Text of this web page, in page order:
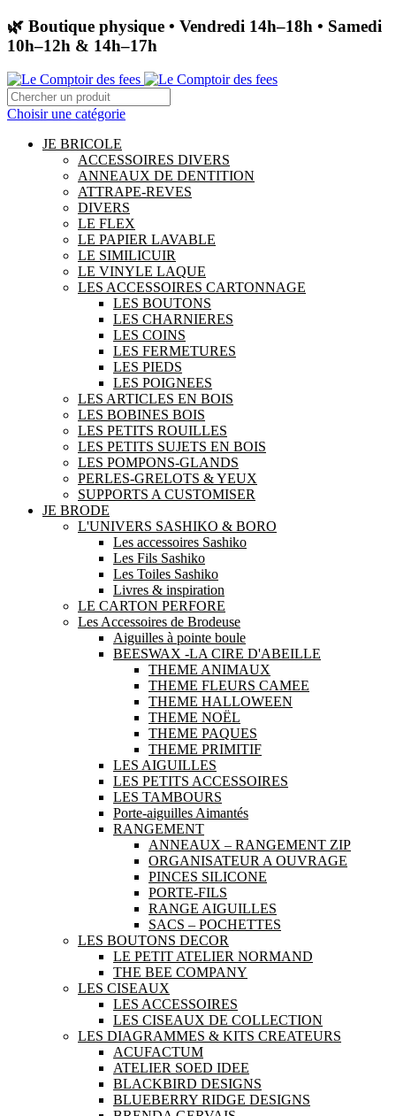
🌿 Boutique physique • Vendredi 14h–18h • Samedi
10h–12h & 14h–17h
Choisir une catégorie
JE BRICOLE
ACCESSOIRES DIVERS
ANNEAUX DE DENTITION
ATTRAPE-REVES
DIVERS
LE FLEX
LE PAPIER LAVABLE
LE SIMILICUIR
LE VINYLE LAQUE
LES ACCESSOIRES CARTONNAGE
LES BOUTONS
LES CHARNIERES
LES COINS
LES FERMETURES
LES PIEDS
LES POIGNEES
LES ARTICLES EN BOIS
LES BOBINES BOIS
LES PETITS ROUILLES
LES PETITS SUJETS EN BOIS
LES POMPONS-GLANDS
PERLES-GRELOTS & YEUX
SUPPORTS A CUSTOMISER
JE BRODE
L'UNIVERS SASHIKO & BORO
Les accessoires Sashiko
Les Fils Sashiko
Les Toiles Sashiko
Livres & inspiration
LE CARTON PERFORE
Les Accessoires de Brodeuse
Aiguilles à pointe boule
BEESWAX -LA CIRE D'ABEILLE
THEME ANIMAUX
THEME FLEURS CAMEE
THEME HALLOWEEN
THEME NOËL
THEME PAQUES
THEME PRIMITIF
LES AIGUILLES
LES PETITS ACCESSOIRES
LES TAMBOURS
Porte-aiguilles Aimantés
RANGEMENT
ANNEAUX – RANGEMENT ZIP
ORGANISATEUR A OUVRAGE
PINCES SILICONE
PORTE-FILS
RANGE AIGUILLES
SACS – POCHETTES
LES BOUTONS DECOR
LE PETIT ATELIER NORMAND
THE BEE COMPANY
LES CISEAUX
LES ACCESSOIRES
LES CISEAUX DE COLLECTION
LES DIAGRAMMES & KITS CREATEURS
ACUFACTUM
ATELIER SOED IDEE
BLACKBIRD DESIGNS
BLUEBERRY RIDGE DESIGNS